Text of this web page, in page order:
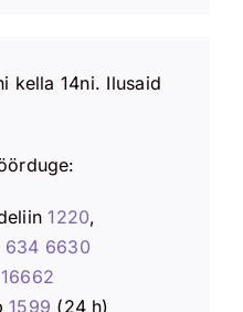
kella 14ni. Ilusaid
1220,
634 6630
16662
1599 (24 h)